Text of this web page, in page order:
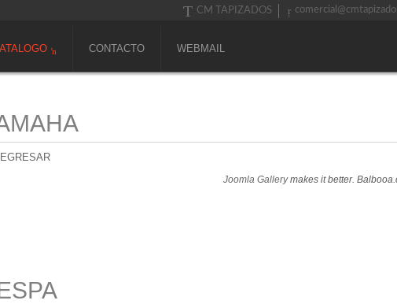
CM TAPIZADOS
CONTACTO WEBMAIL
Joomla Gallerymakes it better.